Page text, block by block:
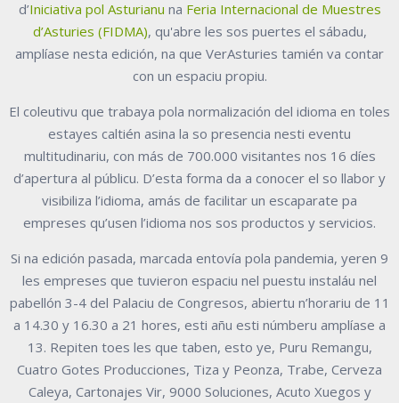
d’Iniciativa pol Asturianu na Feria Internacional de Muestres
d’Asturies (FIDMA), qu'abre les sos puertes el sábadu,
amplíase nesta edición, na que VerAsturies tamién va contar
con un espaciu propiu.
El coleutivu que trabaya pola normalización del idioma en toles
estayes caltién asina la so presencia nesti eventu
multitudinariu, con más de 700.000 visitantes nos 16 díes
d’apertura al públicu. D’esta forma da a conocer el so llabor y
visibiliza l’idioma, amás de facilitar un escaparate pa
empreses qu’usen l’idioma nos sos productos y servicios.
Si na edición pasada, marcada entovía pola pandemia, yeren 9
les empreses que tuvieron espaciu nel puestu instaláu nel
pabellón 3-4 del Palaciu de Congresos, abiertu n’horariu de 11
a 14.30 y 16.30 a 21 hores, esti añu esti númberu amplíase a
13. Repiten toes les que taben, esto ye, Puru Remangu,
Cuatro Gotes Producciones, Tiza y Peonza, Trabe, Cerveza
Caleya, Cartonajes Vir, 9000 Soluciones, Acuto Xuegos y